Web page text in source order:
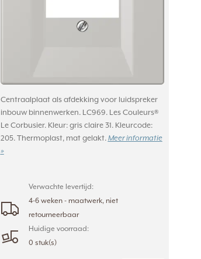
Centraalplaat als afdekking voor luidspreker
inbouw binnenwerken. LC969. Les Couleurs®
Le Corbusier. Kleur: gris claire 31. Kleurcode:
205. Thermoplast, mat gelakt. Meer informatie
»
Verwachte levertijd:
4-6 weken - maatwerk, niet
retourneerbaar
Huidige voorraad:
0 stuk(s)